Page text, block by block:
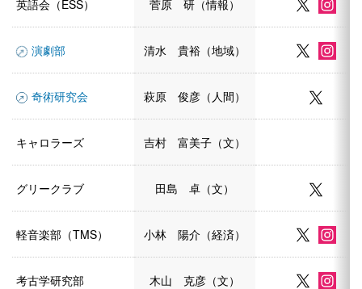
英語会（ESS） 菅原 研（情報）
演劇部 清水 貴裕（地域）
奇術研究会 萩原 俊彦（人間）
キャロラーズ 吉村 富美子（文）
グリークラブ 田島 卓（文）
軽音楽部（TMS） 小林 陽介（経済）
考古学研究部 木山 克彦（文）